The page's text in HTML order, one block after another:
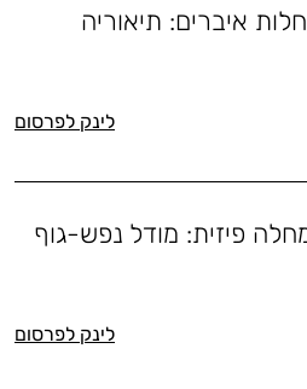
איברים: תיאוריה
לינק לפרסום
פיזית: מודל נפש-גוף
לינק לפרסום